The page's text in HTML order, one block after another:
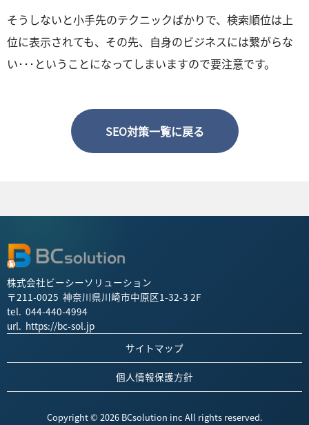
そうしないと小手先のテクニックばかりで、検索順位は上
位に表示されても、その先、自身のビジネスには繋がらな
い･･･ということになってしまいますので要注意です。
SEO対策一覧に戻る
株式会社ビーシーソリューション
〒211-0025 神奈川県川崎市中原区1-32-3 2F
tel. 044-440-4994
url. https://bc-sol.jp
サイトマップ
個人情報保護方針
Copyright © 2026 BCsolution inc All rights reserved.